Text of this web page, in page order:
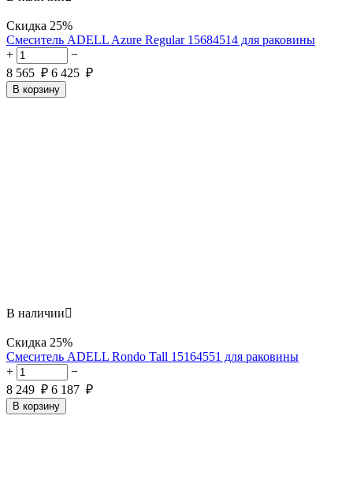
Скидка 25%
Смеситель ADELL Azure Regular 15684514 для раковины
+
−
8 565 ₽ 6 425 ₽
В корзину
В наличии
Скидка 25%
Смеситель ADELL Rondo Tall 15164551 для раковины
+
−
8 249 ₽ 6 187 ₽
В корзину